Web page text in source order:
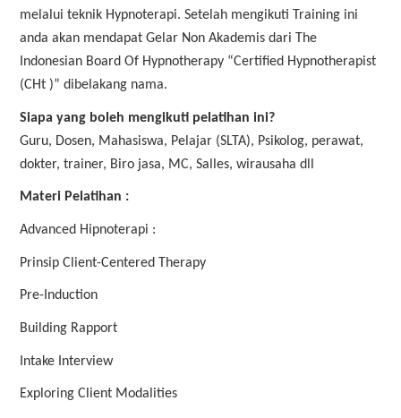
melalui teknik Hypnoterapi. Setelah mengikuti Training ini
anda akan mendapat Gelar Non Akademis dari The
Indonesian Board Of Hypnotherapy “Certified Hypnotherapist
(CHt )” dibelakang nama.
Siapa yang boleh mengikuti pelatihan ini?
Guru, Dosen, Mahasiswa, Pelajar (SLTA), Psikolog, perawat,
dokter, trainer, Biro jasa, MC, Salles, wirausaha dll
Materi Pelatihan :
Advanced Hipnoterapi :
Prinsip Client-Centered Therapy
Pre-Induction
Building Rapport
Intake Interview
Exploring Client Modalities